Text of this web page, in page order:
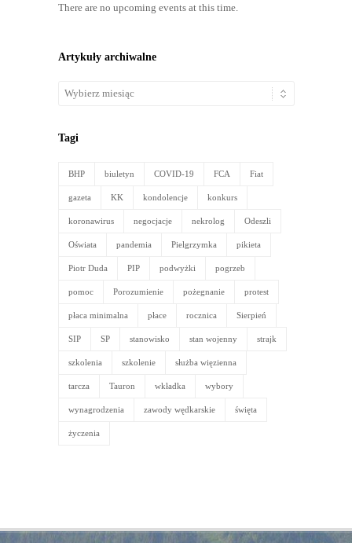
There are no upcoming events at this time.
Artykuły archiwalne
Artykuły
Tagi
BHP biuletyn COVID-19 FCA Fiat
gazeta KK kondolencje konkurs
koronawirus negocjacje nekrolog Odeszli
Oświata pandemia Pielgrzymka pikieta
Piotr Duda PIP podwyżki pogrzeb
pomoc Porozumienie pożegnanie protest
płaca minimalna płace rocznica Sierpień
SIP SP stanowisko stan wojenny strajk
szkolenia szkolenie służba więzienna
tarcza Tauron wkładka wybory
wynagrodzenia zawody wędkarskie święta
życzenia